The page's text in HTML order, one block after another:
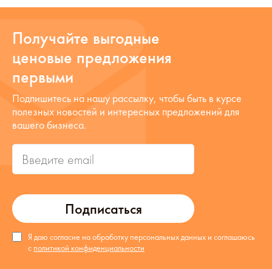
Получайте выгодные
ценовые предложения
первыми
Подписаться
Я даю согласие на обработку персональных данных и соглашаюсь
с политикой конфиденциальности
Подпишитесь на нашу рассылку, чтобы быть в курсе
полезных новостей и интересных предложений для
вашего бизнеса.